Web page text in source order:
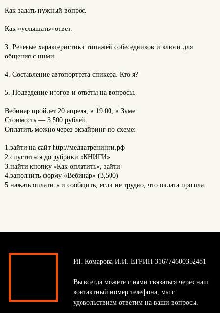
Как задать нужный вопрос.
Как «услышать» ответ.
3. Речевые характеристики типажей собеседников и ключи для
общения с ними.
4. Составление автопортрета спикера. Кто я?
5. Подведение итогов и ответы на вопросы.
Вебинар пройдет 20 апреля, в 19.00, в Зуме.
Стоимость — 3 500 рублей.
Оплатить можно через эквайринг по схеме:
1.зайти на сайт http://медиатренинги.рф
2.спуститься до рубрики «КНИГИ»
3.найти кнопку «Как оплатить», зайти
4.заполнить форму «Вебинар» (3,500)
5.нажать оплатить и сообщить, если не трудно, что оплата прошла.
ИП Комарова И.И. ЕГРИП 316774600352481
Вы всегда можете с нами связаться через наш
контактный номер телефона, мы с
удовольствием ответим на ваши вопросы.